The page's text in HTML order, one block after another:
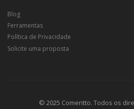
Blog
Ferramentas
Política de Privacidade
Solicite uma proposta
© 2025 Comentto. Todos os